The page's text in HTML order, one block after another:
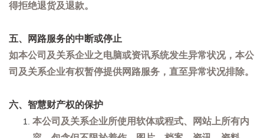
得拒绝退货及退款。
五、网路服务的中断或停止
如本公司及关系企业之电脑或资讯系统发生异常状况，本公
司及关系企业有权暂停提供网路服务，直至异常状况排除。
六、智慧财产权的保护
本公司及关系企业所使用软体或程式、网站上所有内